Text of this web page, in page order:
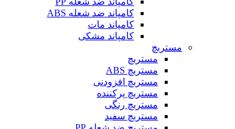
کامپاند ضد شعله ABS
کامپاند مات
کامپاند مشکی
مستربچ
مستربچ
مستربچ ABS
مستربچ افزودنی
مستربچ پرکننده
مستربچ رنگی
مستربچ‌ سفید